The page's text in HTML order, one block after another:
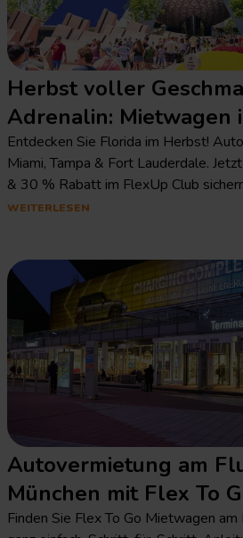
Herbst voller
Adrenalin: Mietwagen
Flex To Go
Entdecken Sie Florida im Herbst!
Miami, Tampa & Fort Lauderdale.
& 30 % Rabatt im FlexUp Club
WEITERLESEN
Autovermietung am
München mit Flex To
Sie uns
Finden Sie Flex To Go Mietwagen am